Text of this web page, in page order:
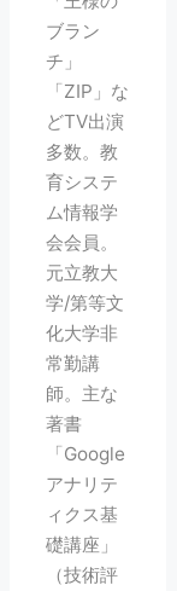
ブラン
チ」
「ZIP」な
どTV出演
多数。教
育システ
ム情報学
会会員。
元立教大
学/第等文
化大学非
常勤講
師。主な
著書
「Google
アナリテ
ィクス基
礎講座」
（技術評